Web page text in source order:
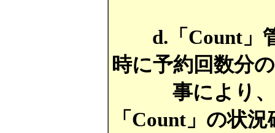
d.「Count」管
時に予約回数分
事により、予
「Count」の状